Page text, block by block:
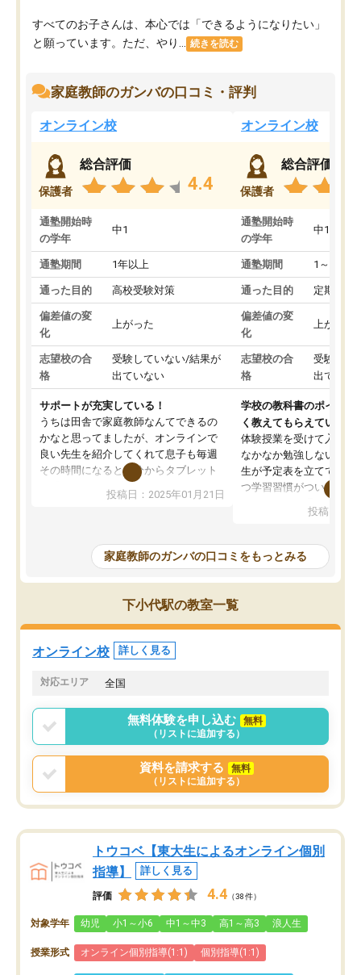
すべてのお子さんは、本心では「できるようになりたい」
と願っています。ただ、やり...
続きを読む
家庭教師のガンバの口コミ・評判
オンライン校
保護者
総合評価
4.4
通塾開始時
の学年
中1
通塾期間 1年以上
通った目的 高校受験対策
偏差値の変
化
上がった
志望校の合
格
受験していない/結果が
出ていない
サポートが充実している！
うちは田舎で家庭教師なんてできるの
かなと思ってましたが、オンラインで
良い先生を紹介してくれて息子も毎週
その時間になると自分からタブレット
を開いてzoomを繋げるようになりまし
た！5科目なんでもOKなのもとても気
めて1年ほどだった今では平均点以上の
科目が増えてきました！あと1年受験ま
であるので無料の週末教室を使用しな
がら頑張って欲しいと思います！
投稿日：2025年01月21日
オンライン校
保護者
総合評価
通塾開始時
の学年
中1
通塾期間 1～3ヵ月
通った目的 定期テス
偏差値の変
化
上がった
志望校の合
格
受験して
出ていな
学校の教科書のポイント
く教えてもらえている
体験授業を受けて入塾し
なかなか勉強しない息子
生が予定表を立ててくれ
つ学習習慣がついてきま
指導が無い日も予定表
問できるのでとても助か
投稿日：
家庭教師のガンバの口コミをもっとみる
下小代駅の教室一覧
オンライン校 詳しく見る
対応エリア 全国
無料体験を申し込む
無料
（リストに追加する）
資料を請求する
無料
（リストに追加する）
トウコベ【東大生によるオンライン個別
指導】
詳しく見る
評価 4.4 （38件）
対象学年 幼児 小1～小6 中1～中3 高1～高3 浪人生
授業形式 オンライン個別指導(1:1) 個別指導(1:1)